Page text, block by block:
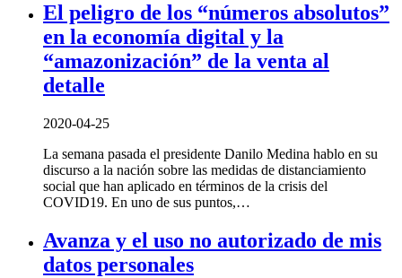
El peligro de los “números absolutos”
en la economía digital y la
“amazonización” de la venta al
detalle
2020-04-25
La semana pasada el presidente Danilo Medina hablo en su
discurso a la nación sobre las medidas de distanciamiento
social que han aplicado en términos de la crisis del
COVID19. En uno de sus puntos,…
Avanza y el uso no autorizado de mis
datos personales